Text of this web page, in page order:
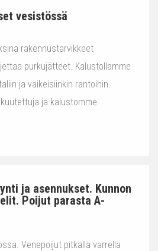
vesistössä
rakennustarvikkeet
purkujätteet. Kalustollamme
ja vaikeisiinkin rantoihin.
ja kalustomme
ja asennukset. Kunnon
Poijut parasta A-
Venepoijut pitkällä varrella